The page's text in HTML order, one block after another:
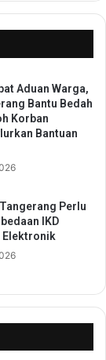
Aduan Warga,
Bantu Bedah
Korban
Bantuan
Perlu
IKD
Elektronik